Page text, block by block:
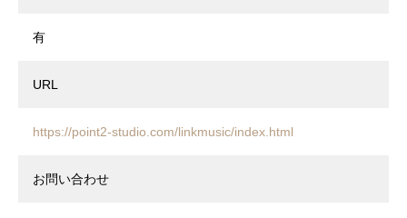
有
URL
https://point2-studio.com/linkmusic/index.html
お問い合わせ